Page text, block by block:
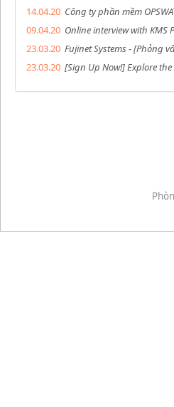
14.04.20 Công ty phần mềm
09.04.20 Online interview with KMS
23.03.20 Fujinet Systems - [Phỏng
23.03.20 [Sign Up Now!] Explore